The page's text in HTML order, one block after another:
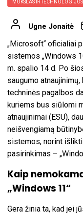
MOKSLAS IR TECHNOLOGIJOS
Ugne Jonaitė
„Microsoft“ oficialiai
sistemos „Windows
m. spalio 14 d. Po
saugumo
techninės pagalbos
kuriems bus siūlomi
atnaujinimai (ESU),
neišvengiamą
sistemos, norint
pasirinkimas –
Kaip
„Windows 11“
Gera žinia ta, kad jei